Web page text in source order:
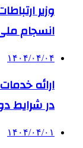
وزیر
انسجام
۱۴۰۴/۰۴/۰۴
ارائه
در شرایط
۱۴۰۴/۰۴/۰۱